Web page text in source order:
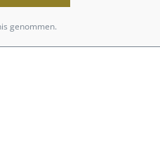
genommen.